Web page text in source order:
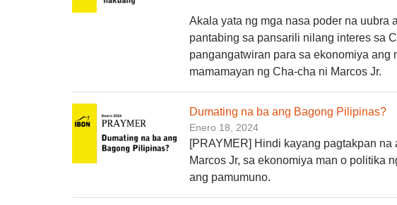
Akala yata ng mga nasa poder na uubra
pantabing sa pansarili nilang interes sa
pangangatwiran para sa ekonomiya ang
mamamayan ng Cha-cha ni Marcos Jr.
Dumating na ba ang Bagong Pilipinas?
Enero 18, 2024
[PRAYMER] Hindi kayang pagtakpan
Marcos Jr, sa ekonomiya man o politika
ang pamumuno.